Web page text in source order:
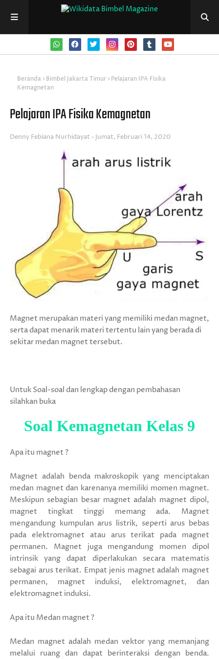
Beranda Bimbel Jakarta Timur
Pelajaran IPA Fisika
Kemagnetan
Pelajaran IPA Fisika Kemagnetan
Denny Febiana Nurhidayat Jumat, Februari 14, 2020
Magnet merupakan materi yang memiliki medan magnet,
serta dapat menarik materi tertentu lain yang berada di
sekitar medan magnet tersebut.
Untuk Soal-soal dan lengkap dengan pembahasan
silahkan buka
Soal Kemagnetan Kelas 9
Apa itu magnet ?
Magnet adalah benda makroskopik yang menciptakan
medan magnet dan karenanya memiliki momen magnet.
Meskipun sebagian besar magnet adalah magnet dipol,
magnet tingkat tinggi memang ada. Magnet
mengandung kumpulan arus listrik, seperti arus bebas
pada elektromagnet atau arus terikat pada magnet
permanen. Magnet juga mengandung momen dipol
intrinsik yang dapat diperlakukan secara matematis
sebagai arus terikat. Empat jenis magnet adalah magnet
permanen, magnet induksi, elektromagnet, dan
elektromagnet induksi.
Apa itu Medan magnet ?
Medan magnet adalah medan vektor yang memanjang
melalui ruang dan dapat berinteraksi dengan benda.